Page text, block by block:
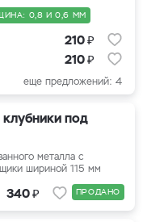
0,8 И 0,6 ММ
210₽
210₽
еще предложений: 4
под
металла с
шириной 115 мм
340₽ ПРОДАНО